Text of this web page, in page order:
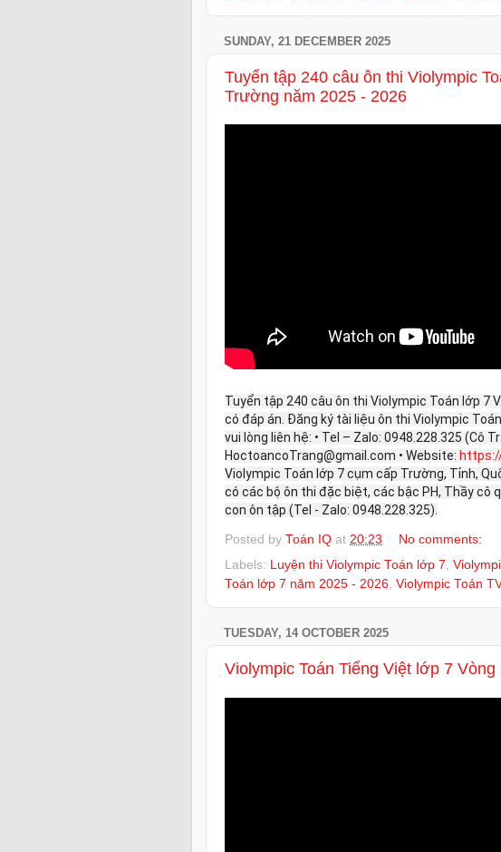
SUNDAY, 21 DECEMBER 2025
Tuyển tập 240 câu ôn thi Violympic
Trường năm 2025 - 2026
Tuyển tập 240 câu ôn thi Violympic Toán lớp 7
có đáp án. Đăng ký tài liệu ôn thi Violympic
vui lòng liên hệ: • Tel – Zalo: 0948.228.325 (Cô
HoctoancoTrang@gmail.com • Website:
Violympic Toán lớp 7 cụm cấp Trường, Tỉnh,
có các bộ ôn thi đặc biệt, các bậc PH, Thầy cô
con ôn tập (Tel - Zalo: 0948.228.325).
Posted by Toán IQ at 20:23
No comments:
Labels:
Luyện thi Violympic Toán lớp 7
Toán lớp 7 năm 2025 - 2026 Violympic Toán
TUESDAY, 14 OCTOBER 2025
Violympic Toán Tiếng Việt lớp 7